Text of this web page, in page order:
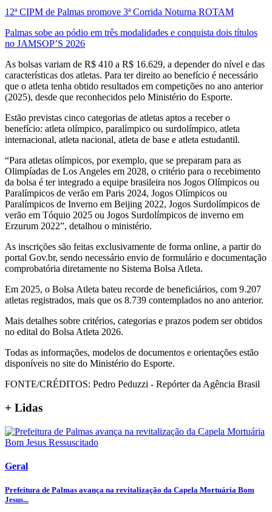
12ª CIPM de Palmas promove 3ª Corrida Noturna ROTAM
Palmas sobe ao pódio em três modalidades e conquista dois títulos
no JAMSOP’S 2026
As bolsas variam de R$ 410 a R$ 16.629, a depender do nível e das
características dos atletas. Para ter direito ao benefício é necessário
que o atleta tenha obtido resultados em competições no ano anterior
(2025), desde que reconhecidos pelo Ministério do Esporte.
Estão previstas cinco categorias de atletas aptos a receber o
benefício: atleta olímpico, paralímpico ou surdolímpico, atleta
internacional, atleta nacional, atleta de base e atleta estudantil.
“Para atletas olímpicos, por exemplo, que se preparam para as
Olimpíadas de Los Angeles em 2028, o critério para o recebimento
da bolsa é ter integrado a equipe brasileira nos Jogos Olímpicos ou
Paralímpicos de verão em Paris 2024, Jogos Olímpicos ou
Paralímpicos de Inverno em Beijing 2022, Jogos Surdolímpicos de
verão em Tóquio 2025 ou Jogos Surdolímpicos de inverno em
Erzurum 2022”, detalhou o ministério.
As inscrições são feitas exclusivamente de forma online, a partir do
portal Gov.br, sendo necessário envio de formulário e documentação
comprobatória diretamente no Sistema Bolsa Atleta.
Em 2025, o Bolsa Atleta bateu recorde de beneficiários, com 9.207
atletas registrados, mais que os 8.739 contemplados no ano anterior.
Mais detalhes sobre critérios, categorias e prazos podem ser obtidos
no edital do Bolsa Atleta 2026.
Todas as informações, modelos de documentos e orientações estão
disponíveis no site do Ministério do Esporte.
FONTE/CRÉDITOS: Pedro Peduzzi - Repórter da Agência Brasil
+ Lidas
Geral
Prefeitura de Palmas avança na revitalização da Capela Mortuária Bom
Jesus...